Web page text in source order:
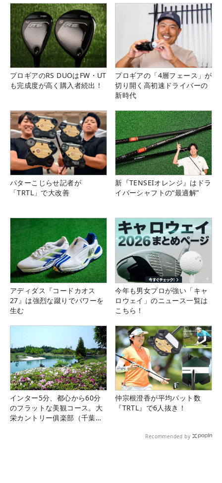
プロギアのRS DUOはFW・UT
も完成度が高く購入者続出！
プロギアの「4層フェース」が
切り開く高初速ドライバーの
新時代
パターこじらせ記者が
「TRTL」で大改善
新『TENSEIオレンジ』はドラ
イバーシャフトの“最適解”
アディダス『コードカオス
27』は強烈な蹴りでパワーを
生む
今年も男女プロが強い「キャ
ロウェイ」のニュース一覧は
こちら！
インター5分、都心から60分
のフラットな美観コース。大
栄カントリー俱楽部（千葉
仲宗根澄香が平均パット数
『TRTL』で6人抜き！
Recommended by